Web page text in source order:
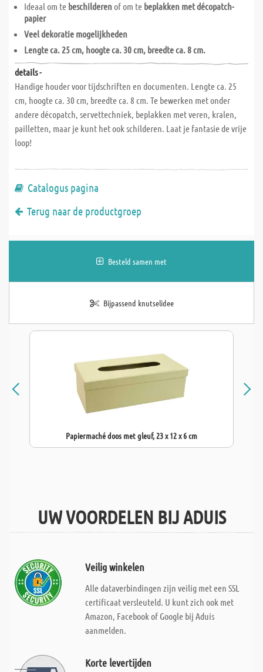
Ideaal om te beschilderenof om te beplakken met décopatch-
papier
Veel dekoratie mogelijkheden
Lengte ca. 25 cm, hoogte ca. 30 cm, breedte ca. 8 cm.
details -
Handige houder voor tijdschriften en documenten. Lengte ca. 25
cm, hoogte ca. 30 cm, breedte ca. 8 cm. Te bewerken met onder
andere décopatch, servettechniek, beplakken met veren, kralen,
pailletten, maar je kunt het ook schilderen. Laat je fantasie de vrije
loop!
Catalogus pagina
Terug naar de productgroep
Besteld samen met
Bijpassend knutselidee
Papiermaché doos met gleuf, 23 x 12 x 6 cm
UW VOORDELEN BIJ ADUIS
Veilig winkelen
Alle dataverbindingen zijn veilig met een SSL
certificaat versleuteld. U kunt zich ook met
Amazon, Facebook of Google bij Aduis
aanmelden.
Korte levertijden